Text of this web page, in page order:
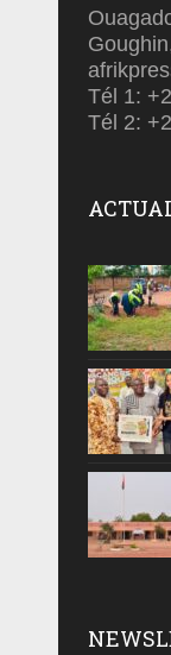
Tél 1:
Tél 2: